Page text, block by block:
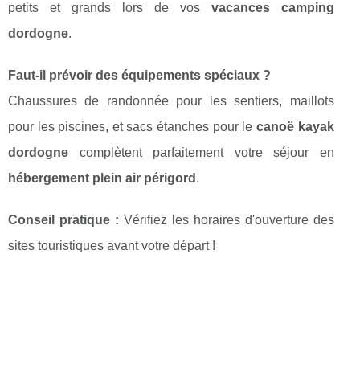
petits et grands lors de vos vacances camping
dordogne.
Faut-il prévoir des équipements spéciaux ?
Chaussures de randonnée pour les sentiers, maillots
pour les piscines, et sacs étanches pour le canoë kayak
dordogne complètent parfaitement votre séjour en
hébergement plein air périgord .
Conseil pratique : Vérifiez les horaires d'ouverture des
sites touristiques avant votre départ !